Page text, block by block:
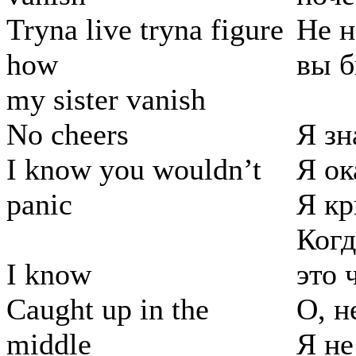
Tryna live tryna figure
how
my sister vanish
No cheers
I know you wouldn’t
panic
I know
Caught up in the
middle
Не
вы
Я
Я
Я
это
О,
Я не